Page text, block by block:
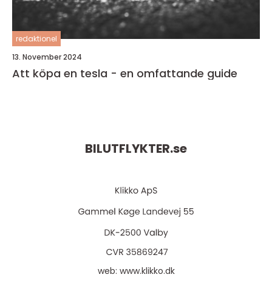
redaktionel
13. November 2024
Att köpa en tesla - en omfattande guide
BILUTFLYKTER.se
web: www.klikko.dk